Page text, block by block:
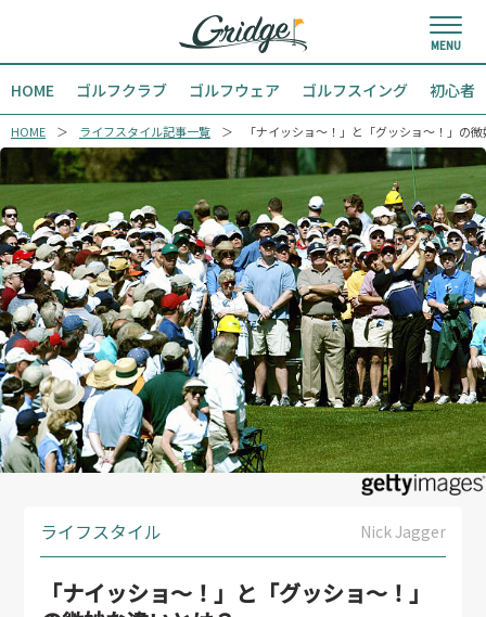
HOME ゴルフクラブ ゴルフウェア ゴルフスイング 初心者
HOME ライフスタイル記事一覧 「ナイッショ～！」と「グッショ～！」の
ライフスタイル Nick Jagger
「ナイッショ～！」と「グッショ～！」